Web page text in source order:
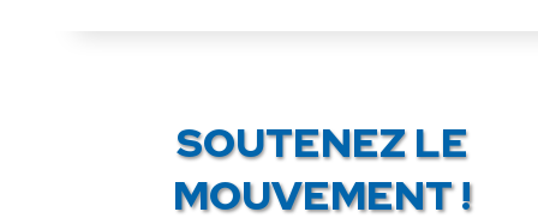
SOUTENEZ LE
MOUVEMENT !